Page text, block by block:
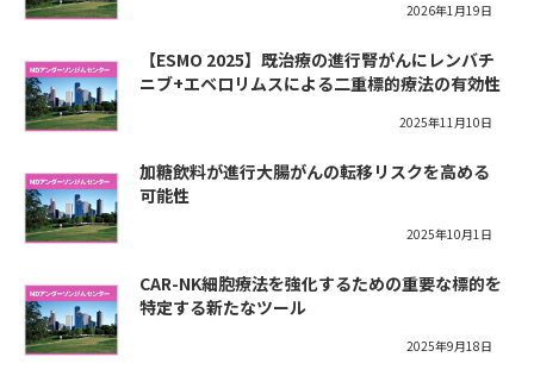
2026年1月19日
【ESMO 2025】既治療の進行腎がんにレンバチ
ニブ+エベロリムスによる二重標的療法の有効性
2025年11月10日
加糖飲料が進行大腸がんの転移リスクを高める
可能性
2025年10月1日
CAR-NK細胞療法を強化するための重要な標的を
特定する新たなツール
2025年9月18日